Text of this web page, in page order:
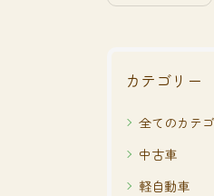
カテゴリー
全てのカテ
中古車
軽自動車